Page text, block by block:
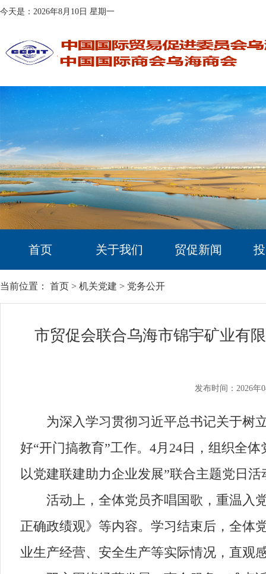
今天是：2026年8月10日 星期一
首页 关于我们 贸促新闻
当前位置： 首页 > 机关党建 > 党务公开
市贸促会联合乌海市锦宇矿业有
发布时间：2026年
为深入学习贯彻习近平总书记关于树立
好“开门搞教育”工作。4月24日，组织全
以党建联建助力企业发展”联合主题党日活
活动上，全体党员齐唱国歌，重温入党
正确政绩观》等内容。学习结束后，全体
业生产经营、安全生产等实际情况，直观